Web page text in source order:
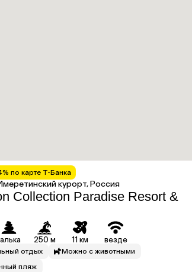
по карте Т-Банка
курорт, Россия
Collection Paradise Resort &
250 м 11 км везде
отдых
Можно с животными
пляж